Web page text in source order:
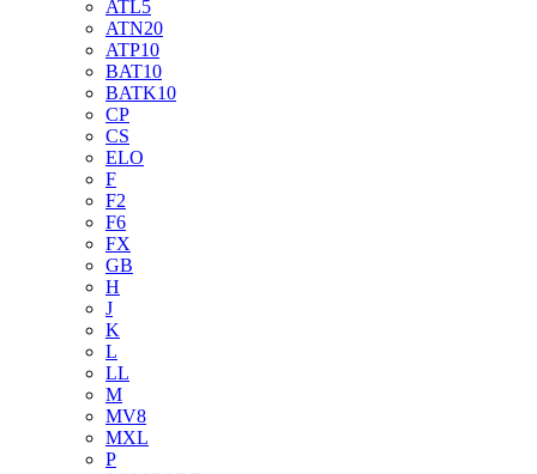
ATL5
ATN20
ATP10
BAT10
BATK10
CP
CS
ELO
F
F2
F6
FX
GB
H
J
K
L
LL
M
MV8
MXL
P